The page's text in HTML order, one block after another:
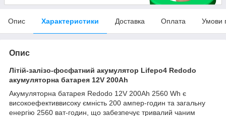
Опис Характеристики Доставка Оплата Умови
Опис
Літій-залізо-фосфатний акумулятор Lifepo4 Redodo
акумуляторна батарея 12V 200Ah
Акумуляторна батарея Redodo 12V 200Ah 2560 Wh є
високоефективвисоку ємність 200 ампер-годин та загальну
енергію 2560 ват-годин, що забезпечує тривалий чаним